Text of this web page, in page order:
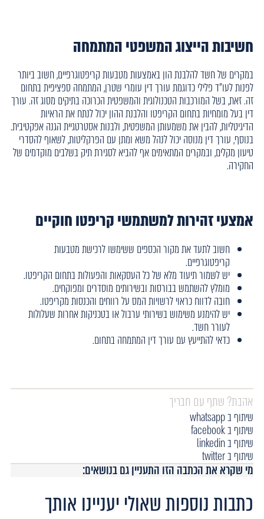
חשיבות הייצוג המשפטי המתמחה
במקרים של חשד להלבנת הון באמצעות מטבעות קריפטוגרפיים, חשוב ביותר
לפנות לעו"ד פלילי כדוגמת עורך דין עומרי שטרן, המתמחה ספציפית בתחום
זה. זאת, בשל המורכבות הטכנולוגית והמשפטית הכרוכה בתיקים מסוג זה. עורך
דין בעל מומחיות בתחום הקריפטו והלבנת ההון יכול לנתח את הראיות
הדיגיטליות, להבין את משמעותן המשפטית, ולבנות אסטרטגיית הגנה אפקטיבית.
בנוסף, עורך דין מנוסה יכול לנהל משא ומתן עם הפרקליטות, לשאוף להסדרי
טיעון מקלים, ובמקרים המתאימים אף להביא לסגירת תיק בשלבים מוקדמים של
החקירה.
אמצעי זהירות למשתמשי קריפטו חוקיים
חשוב לתעד את מקור הכספים ששימשו לרכישת מטבעות
קריפטוגרפיים.
יש לשמור תיעוד מלא של כל העסקאות והפעולות בתחום הקריפטו.
מומלץ להשתמש בבורסות ובשירותים מוסדרים ומפוקחים.
חובה לדווח כראוי לרשויות המס על רווחים והכנסות מקריפטו.
יש להימנע משימוש בשירותי ערבול או בטכניקות אחרות שעלולות
לעורר חשד.
כדאי להתייעץ עם עורך דין המתמחה בתחום.
אהבת? שתף עם חבריך
שיתוף ב whatsapp
שיתוף ב facebook
שיתוף ב linkedin
שיתוף ב twitter
מי שקרא את הכתבה הזו התעניין גם בנושאים:
כתבות נוספות שאולי יעניינו אותך